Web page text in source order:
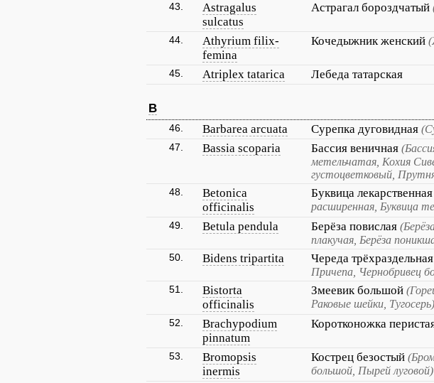
43.
Astragalus
sulcatus
Астрагал бороздчатый
44.
Athyrium filix-
femina
Кочедыжник женский
45. Atriplex tatarica Лебеда татарская
B
46. Barbarea arcuata Сурепка дуговидная
47.
Bassia scoparia Бассия веничная
метельчатая, Кохия
густоцветковый,
48.
Betonica
officinalis
Буквица лекарственная
расширенная, Буквица
49. Betula pendula Берёза повислая
плакучая, Берёза
50. Bidens tripartita Череда трёхраздельная
Причепа, Чернобривец
51.
Bistorta
officinalis
Змеевик большой
Раковые шейки, Тугосерь)
52.
Brachypodium
pinnatum
Коротконожка
53.
Bromopsis
inermis
Кострец безостый
большой, Пырей луговой)